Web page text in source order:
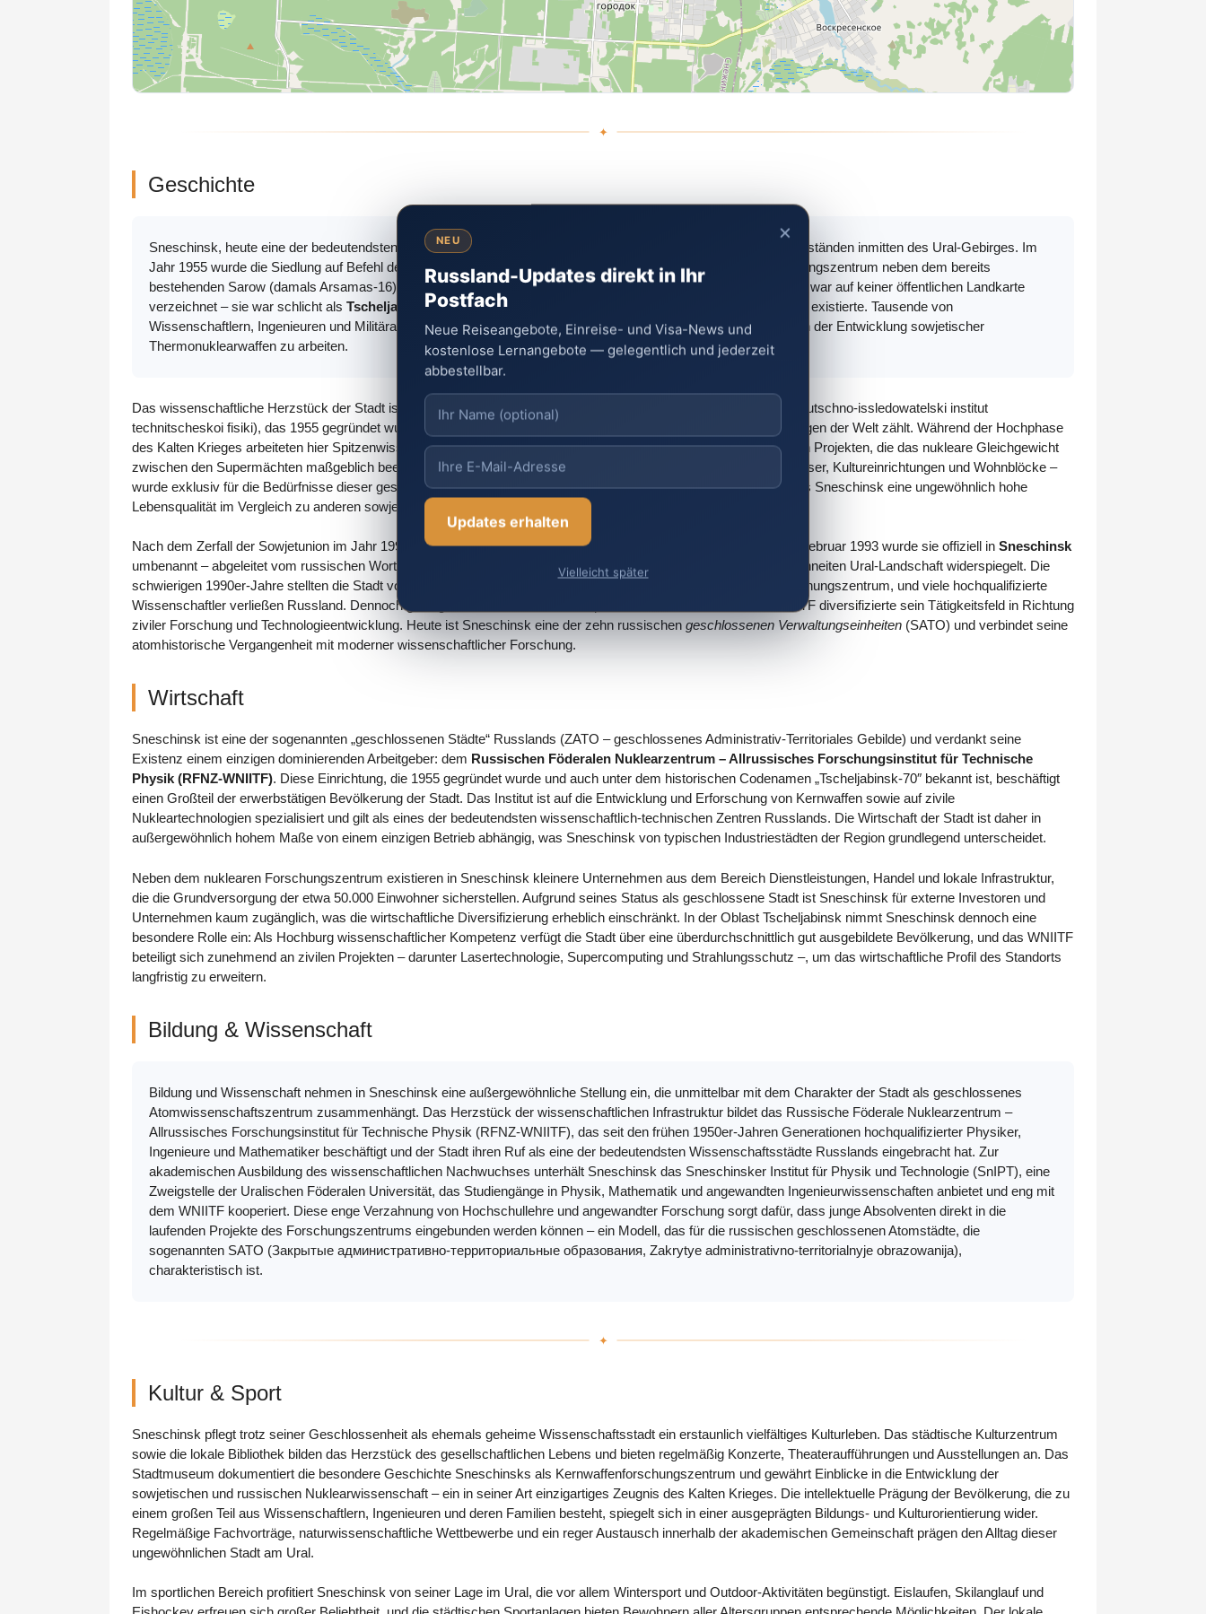
Geschichte
Sneschinsk, heute eine der bedeutendsten Wissenschaftsstädte Russlands, entstand unter streng geheimen Umständen inmitten des Ural-Gebirges. Im
Jahr 1955 wurde die Siedlung auf Befehl der sowjetischen Führung gegründet, um ein zweites Kernwaffenforschungszentrum neben dem bereits
bestehenden Sarow (damals Arsamas-16) zu errichten. Die Stadt trug lange Zeit keine offizielle Bezeichnung und war auf keiner öffentlichen Landkarte
verzeichnet – sie war schlicht alsTscheljabinsk-70bekannt, ein Name, der ausschließlich im internen Gebrauch existierte. Tausende von
Wissenschaftlern, Ingenieuren und Militärangehörigen wurden in absoluter Geheimhaltung hierher versetzt, um an der Entwicklung sowjetischer
Thermonuklearwaffen zu arbeiten.
Das wissenschaftliche Herzstück der Stadt ist das Russische Föderale Nuklearzentrum WNIITF
(Wsesojusny nautschno-issledowatelski institut
technitscheskoi fisiki), das 1955 gegründet wurde und bis heute zu den wichtigsten nuklearen Forschungseinrichtungen der Welt zählt. Während der Hochphase
des Kalten Krieges arbeiteten hier Spitzenwissenschaftler wie Jewgeni Sabanski und Juri Trutnew an wegweisenden Projekten, die das nukleare Gleichgewicht
zwischen den Supermächten maßgeblich beeinflussten. Die gesamte Infrastruktur der Stadt – Schulen, Krankenhäuser, Kultureinrichtungen und Wohnblöcke –
wurde exklusiv für die Bedürfnisse dieser geschlossenen wissenschaftlichen Gemeinschaft geplant und gebaut, was Sneschinsk eine ungewöhnlich hohe
Lebensqualität im Vergleich zu anderen sowjetischen Städten verlieh.
Nach dem Zerfall der Sowjetunion im Jahr 1991 erhielt die Stadt erstmals eine offizielle zivile Bezeichnung: Am 22. Februar 1993 wurde sie offiziell in Sneschinsk
umbenannt – abgeleitet vom russischen Wort für Schneeflocke (
sneschinka ), was die malerische Lage in der verschneiten Ural-Landschaft widerspiegelt. Die
schwierigen 1990er-Jahre stellten die Stadt vor enorme Herausforderungen: Budgetkürzungen bedrohten das Forschungszentrum, und viele hochqualifizierte
Wissenschaftler verließen Russland. Dennoch gelang es Sneschinsk, seine Expertise zu bewahren, und das WNIITF diversifizierte sein Tätigkeitsfeld in Richtung
ziviler Forschung und Technologieentwicklung. Heute ist Sneschinsk eine der zehn russischen geschlossenen Verwaltungseinheiten (SATO) und verbindet seine
atomhistorische Vergangenheit mit moderner wissenschaftlicher Forschung.
Wirtschaft
Sneschinsk ist eine der sogenannten „geschlossenen Städte“ Russlands (ZATO – geschlossenes Administrativ-Territoriales Gebilde) und verdankt seine
Existenz einem einzigen dominierenden Arbeitgeber: dem Russischen Föderalen Nuklearzentrum – Allrussisches Forschungsinstitut für Technische
Physik (RFNZ-WNIITF). Diese Einrichtung, die 1955 gegründet wurde und auch unter dem historischen Codenamen „Tscheljabinsk-70″ bekannt ist, beschäftigt
einen Großteil der erwerbstätigen Bevölkerung der Stadt. Das Institut ist auf die Entwicklung und Erforschung von Kernwaffen sowie auf zivile
Nukleartechnologien spezialisiert und gilt als eines der bedeutendsten wissenschaftlich-technischen Zentren Russlands. Die Wirtschaft der Stadt ist daher in
außergewöhnlich hohem Maße von einem einzigen Betrieb abhängig, was Sneschinsk von typischen Industriestädten der Region grundlegend unterscheidet.
Neben dem nuklearen Forschungszentrum existieren in Sneschinsk kleinere Unternehmen aus dem Bereich Dienstleistungen, Handel und lokale Infrastruktur,
die die Grundversorgung der etwa 50.000 Einwohner sicherstellen. Aufgrund seines Status als geschlossene Stadt ist Sneschinsk für externe Investoren und
Unternehmen kaum zugänglich, was die wirtschaftliche Diversifizierung erheblich einschränkt. In der Oblast Tscheljabinsk nimmt Sneschinsk dennoch eine
besondere Rolle ein: Als Hochburg wissenschaftlicher Kompetenz verfügt die Stadt über eine überdurchschnittlich gut ausgebildete Bevölkerung, und das WNIITF
beteiligt sich zunehmend an zivilen Projekten – darunter Lasertechnologie, Supercomputing und Strahlungsschutz –, um das wirtschaftliche Profil des Standorts
langfristig zu erweitern.
Bildung & Wissenschaft
Bildung und Wissenschaft nehmen in Sneschinsk eine außergewöhnliche Stellung ein, die unmittelbar mit dem Charakter der Stadt als geschlossenes
Atomwissenschaftszentrum zusammenhängt. Das Herzstück der wissenschaftlichen Infrastruktur bildet das Russische Föderale Nuklearzentrum –
Allrussisches Forschungsinstitut für Technische Physik (RFNZ-WNIITF), das seit den frühen 1950er-Jahren Generationen hochqualifizierter Physiker,
Ingenieure und Mathematiker beschäftigt und der Stadt ihren Ruf als eine der bedeutendsten Wissenschaftsstädte Russlands eingebracht hat. Zur
akademischen Ausbildung des wissenschaftlichen Nachwuchses unterhält Sneschinsk das Sneschinsker Institut für Physik und Technologie (SnIPT), eine
Zweigstelle der Uralischen Föderalen Universität, das Studiengänge in Physik, Mathematik und angewandten Ingenieurwissenschaften anbietet und eng mit
dem WNIITF kooperiert. Diese enge Verzahnung von Hochschullehre und angewandter Forschung sorgt dafür, dass junge Absolventen direkt in die
laufenden Projekte des Forschungszentrums eingebunden werden können – ein Modell, das für die russischen geschlossenen Atomstädte, die
sogenannten SATO (Закрытые административно-территориальные образования, Zakrytye administrativno-territorialnyje obrazowanija),
charakteristisch ist.
Kultur & Sport
Sneschinsk pflegt trotz seiner Geschlossenheit als ehemals geheime Wissenschaftsstadt ein erstaunlich vielfältiges Kulturleben. Das städtische Kulturzentrum
sowie die lokale Bibliothek bilden das Herzstück des gesellschaftlichen Lebens und bieten regelmäßig Konzerte, Theateraufführungen und Ausstellungen an. Das
Stadtmuseum dokumentiert die besondere Geschichte Sneschinsks als Kernwaffenforschungszentrum und gewährt Einblicke in die Entwicklung der
sowjetischen und russischen Nuklearwissenschaft – ein in seiner Art einzigartiges Zeugnis des Kalten Krieges. Die intellektuelle Prägung der Bevölkerung, die zu
einem großen Teil aus Wissenschaftlern, Ingenieuren und deren Familien besteht, spiegelt sich in einer ausgeprägten Bildungs- und Kulturorientierung wider.
Regelmäßige Fachvorträge, naturwissenschaftliche Wettbewerbe und ein reger Austausch innerhalb der akademischen Gemeinschaft prägen den Alltag dieser
ungewöhnlichen Stadt am Ural.
Im sportlichen Bereich profitiert Sneschinsk von seiner Lage im Ural, die vor allem Wintersport und Outdoor-Aktivitäten begünstigt. Eislaufen, Skilanglauf und
×
NEU
Russland-Updates direkt in Ihr
Postfach
Neue Reiseangebote, Einreise- und Visa-News und
kostenlose Lernangebote — gelegentlich und jederzeit
abbestellbar.
Updates erhalten
Vielleicht später